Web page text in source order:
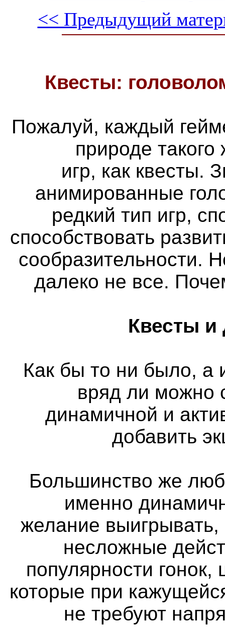
<< Предыдущий
Квесты:
Пожалуй, каждый
природе
игр, как квесты.
анимированные
редкий тип игр,
способствовать
сообразительности.
далеко не все.
Квесты и
Как бы то ни было, а
вряд ли можно
динамичной и
добавить
Большинство же
именно
желание
несложные
популярности
которые при
не требуют